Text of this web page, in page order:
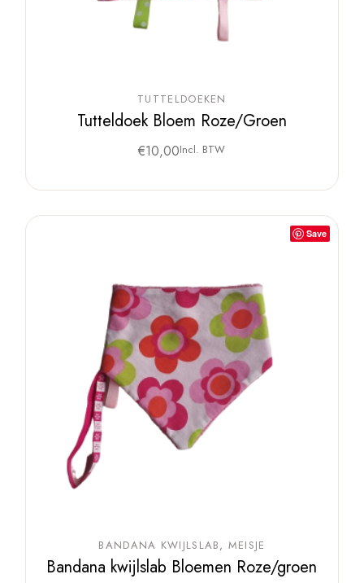
TUTTELDOEKEN
Tutteldoek Bloem Roze/Groen
€10,00Incl. BTW
Save
BANDANA KWIJLSLAB MEISJE
Bandana kwijlslab Bloemen Roze/groen